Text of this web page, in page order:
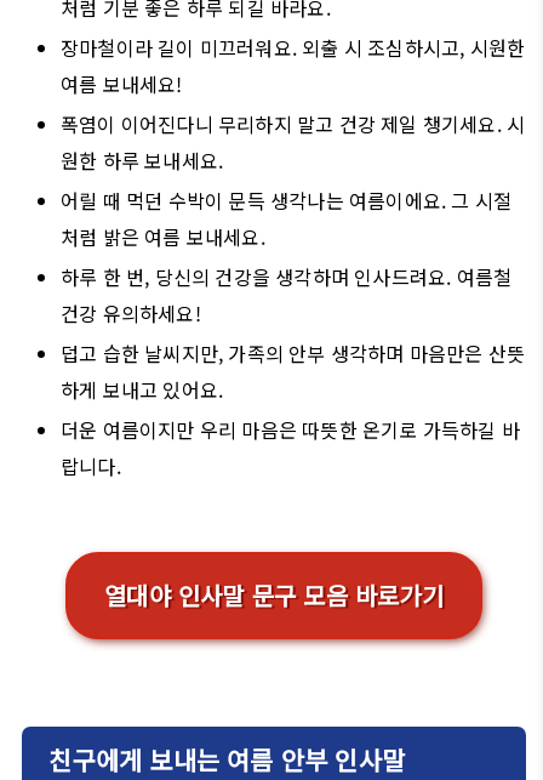
처럼 기분 좋은 하루 되길 바라요.
장마철이라 길이 미끄러워요. 외출 시 조심하시고, 시원한
여름 보내세요!
폭염이 이어진다니 무리하지 말고 건강 제일 챙기세요. 시
원한 하루 보내세요.
어릴 때 먹던 수박이 문득 생각나는 여름이에요. 그 시절
처럼 밝은 여름 보내세요.
하루 한 번, 당신의 건강을 생각하며 인사드려요. 여름철
건강 유의하세요!
덥고 습한 날씨지만, 가족의 안부 생각하며 마음만은 산뜻
하게 보내고 있어요.
더운 여름이지만 우리 마음은 따뜻한 온기로 가득하길 바
랍니다.
열대야 인사말 문구 모음 바로가기
친구에게 보내는 여름 안부 인사말